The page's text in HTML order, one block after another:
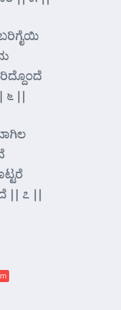
೬ ||
|| ೭ ||